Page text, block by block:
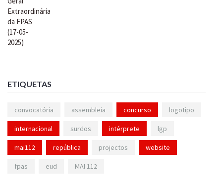
ETIQUETAS
convocatória assembleia concurso logotipo
internacional surdos intérprete lgp
mai112 república projectos website
fpas eud MAI 112